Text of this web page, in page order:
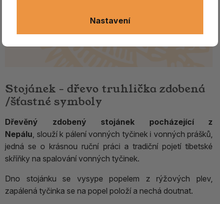
Stojánek - dřevo truhlička zdobená
/šťastné symboly
Dřevěný zdobený stojánek pocházející z
Nepálu, slouží k pálení vonných tyčinek i vonných prášků,
jedná se o krásnou ruční práci a tradiční pojetí tibetské
skříňky na spalování vonných tyčinek.
Dno stojánku se vysype popelem z rýžových plev,
zapálená tyčinka se na popel položí a nechá doutnat.
Nastavení